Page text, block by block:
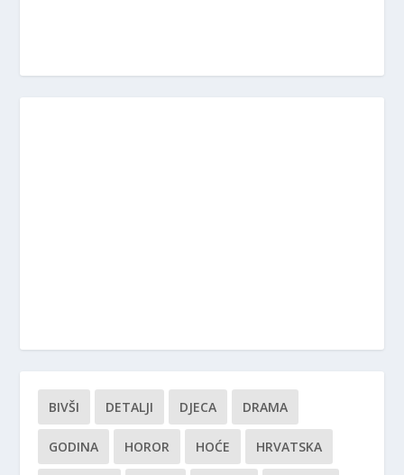
BIVŠI DETALJI DJECA DRAMA
GODINA HOROR HOĆE HRVATSKA